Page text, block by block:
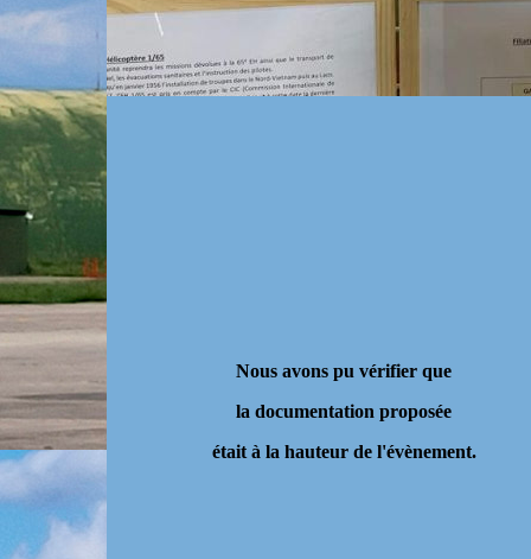
Nous avons pu vérifier que
la documentation proposée
était à la hauteur de l'évènement.